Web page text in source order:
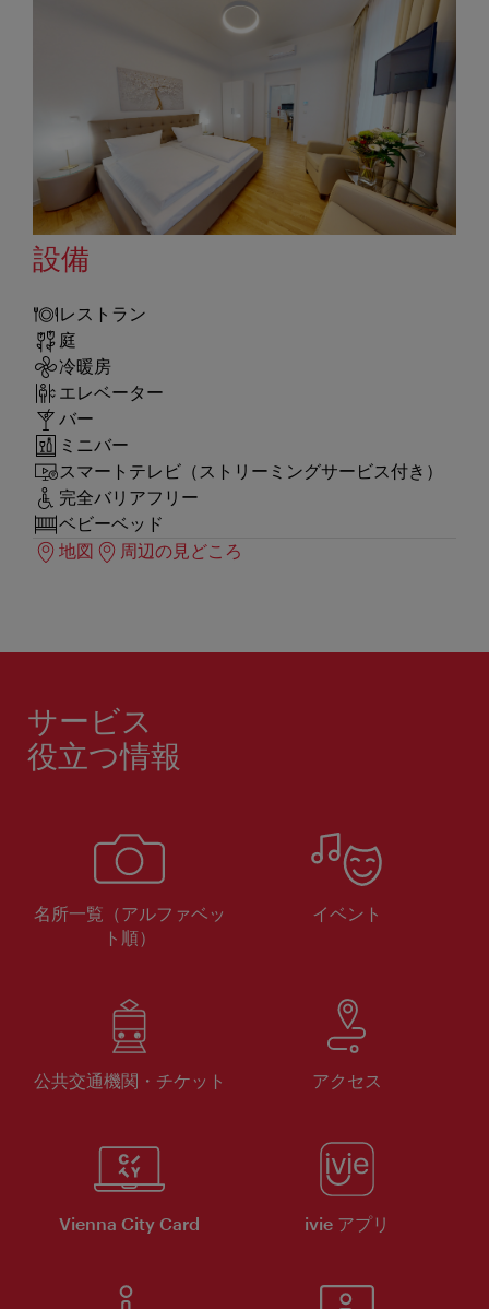
設備
レストラン
庭
冷暖房
エレベーター
バー
ミニバー
スマートテレビ（ストリーミングサービス付き）
完全バリアフリー
ベビーベッド
地図
周辺の見どころ
サービス
役立つ情報
名所一覧（アルファベッ
ト順）
イベント
公共交通機関・チケット アクセス
Vienna City Card ivie アプリ